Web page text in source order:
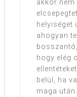
akkor
helyiséget
ahogyan
hogy elég
belül, ha
maga